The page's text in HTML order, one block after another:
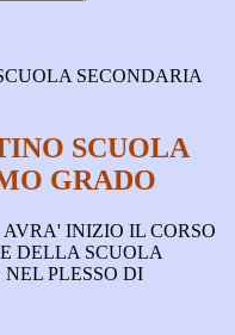
SECONDARIA
SCUOLA
GRADO
INIZIO IL CORSO
DELLA SCUOLA
PLESSO DI